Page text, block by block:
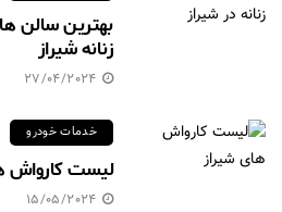
بهترین سالن
زنانه شیراز
27/04/2024
خدمات خودرو
لیست کارواش
15/05/2024